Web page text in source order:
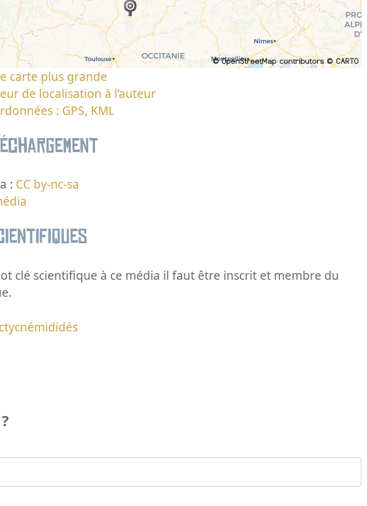
carte plus grande
de localisation à l’auteur
: GPS, KML
: CC by-nc-sa
clé scientifique à ce média il faut être inscrit et membre du